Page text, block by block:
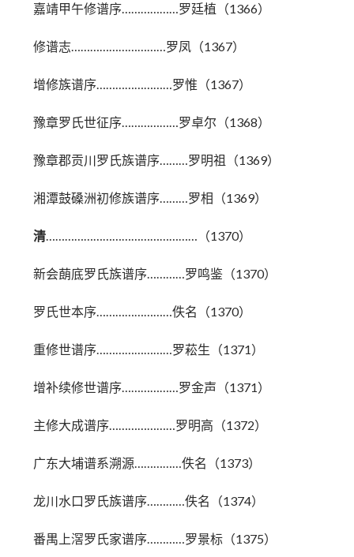
嘉靖甲午修谱序………………罗廷植（1366）
修谱志…………………………罗凤（1367）
增修族谱序……………………罗惟（1367）
豫章罗氏世征序………………罗卓尔（1368）
豫章郡贡川罗氏族谱序………罗明祖（1369）
湘潭鼓磉洲初修族谱序………罗相（1369）
清…………………………………………（1370）
新会蓢底罗氏族谱序…………罗鸣鉴（1370）
罗氏世本序……………………佚名（1370）
重修世谱序……………………罗菘生（1371）
增补续修世谱序………………罗金声（1371）
主修大成谱序…………………罗明高（1372）
广东大埔谱系溯源……………佚名（1373）
龙川水口罗氏族谱序…………佚名（1374）
番禺上滘罗氏家谱序…………罗景标（1375）